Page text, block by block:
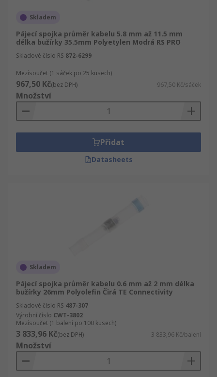
Skladem
Pájecí spojka průměr kabelu 5.8 mm až 11.5 mm
délka bužírky 35.5mm Polyetylen Modrá RS PRO
Skladové číslo RS 872-6299
Mezisoučet (1 sáček po 25 kusech)
967,50 Kč(bez DPH) 967,50 Kč/sáček
Množství
Přidat
Datasheets
Skladem
Pájecí spojka průměr kabelu 0.6 mm až 2 mm délka
bužírky 26mm Polyolefin Čirá TE Connectivity
Skladové číslo RS 487-307
Výrobní číslo CWT-3802
Mezisoučet (1 balení po 100 kusech)
3 833,96 Kč(bez DPH) 3 833,96 Kč/balení
Množství